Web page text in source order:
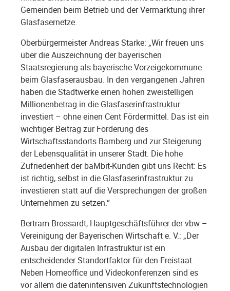
Gemeinden beim Betrieb und der Vermarktung ihrer
Glasfasernetze.
Oberbürgermeister Andreas Starke: „Wir freuen uns
über die Auszeichnung der bayerischen
Staatsregierung als bayerische Vorzeigekommune
beim Glasfaserausbau. In den vergangenen Jahren
haben die Stadtwerke einen hohen zweistelligen
Millionenbetrag in die Glasfaserinfrastruktur
investiert – ohne einen Cent Fördermittel. Das ist ein
wichtiger Beitrag zur Förderung des
Wirtschaftsstandorts Bamberg und zur Steigerung
der Lebensqualität in unserer Stadt. Die hohe
Zufriedenheit der baMbit-Kunden gibt uns Recht: Es
ist richtig, selbst in die Glasfaserinfrastruktur zu
investieren statt auf die Versprechungen der großen
Unternehmen zu setzen.“
Bertram Brossardt, Hauptgeschäftsführer der vbw –
Vereinigung der Bayerischen Wirtschaft e. V.: „Der
Ausbau der digitalen Infrastruktur ist ein
entscheidender Standortfaktor für den Freistaat.
Neben Homeoffice und Videokonferenzen sind es
vor allem die datenintensiven Zukunftstechnologien